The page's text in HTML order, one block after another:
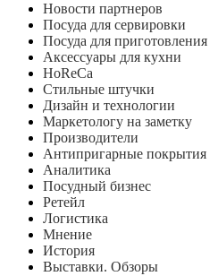
Новости партнеров
Посуда для сервировки
Посуда для приготовления
Аксессуары для кухни
HoReCa
Стильные штучки
Дизайн и технологии
Маркетологу на заметку
Производители
Антипригарные покрытия
Аналитика
Посудный бизнес
Ретейл
Логистика
Мнение
История
Выставки. Обзоры